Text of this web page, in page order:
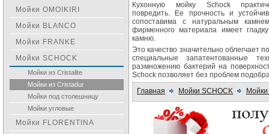
Кухонную мойку Schock
повредить. Ее прочность и
сопоставима с натуральным
фирменного материала имеет
камню.
Это качество значительно облегчает
специальные запатентованные
размножению бактерий на
Schock позволяет без проблем
Главная
Мойки SCHOCK Мойки
Мойки OMOIKIRI
Мойки BLANCO
Мойки FRANKE
Мойки SCHOCK
Мойки из Cristalite
Мойки из Cristadur
Мойки под столешницу
Мойки угловые
Мойки FLORENTINA